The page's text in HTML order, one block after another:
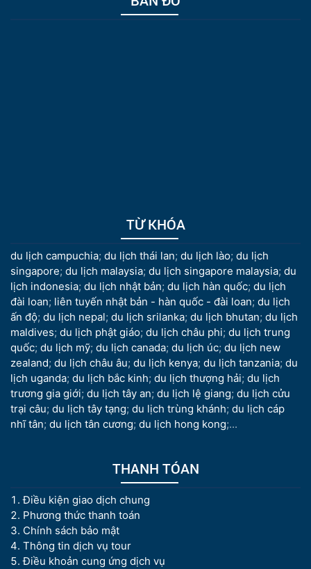
TỪ KHÓA
du lịch campuchia; du lịch thái lan; du lịch lào; du lịch
singapore; du lịch malaysia; du lịch singapore malaysia; du
lịch indonesia; du lịch nhật bản; du lịch hàn quốc; du lịch
đài loan; liên tuyến nhật bản - hàn quốc - đài loan; du lịch
ấn độ; du lịch nepal; du lịch srilanka; du lịch bhutan; du lịch
maldives; du lịch phật giáo; du lịch châu phi; du lịch trung
quốc; du lịch mỹ; du lịch canada; du lịch úc; du lịch new
zealand; du lịch châu âu; du lịch kenya; du lịch tanzania; du
lịch uganda; du lịch bắc kinh; du lịch thượng hải; du lịch
trương gia giới; du lịch tây an; du lịch lệ giang; du lịch cửu
trại câu; du lịch tây tạng; du lịch trùng khánh; du lịch cáp
nhĩ tân; du lịch tân cương; du lịch hong kong;...
THANH TÓAN
Điều kiện giao dịch chung
Phương thức thanh toán
Chính sách bảo mật
Thông tin dịch vụ tour
Điều khoản cung ứng dịch vụ